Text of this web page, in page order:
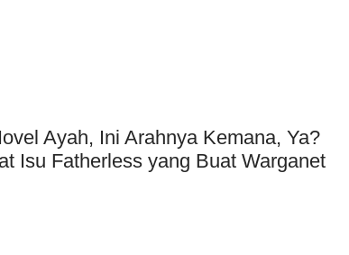
Ayah, Ini Arahnya Kemana, Ya?
Isu Fatherless yang Buat Warganet